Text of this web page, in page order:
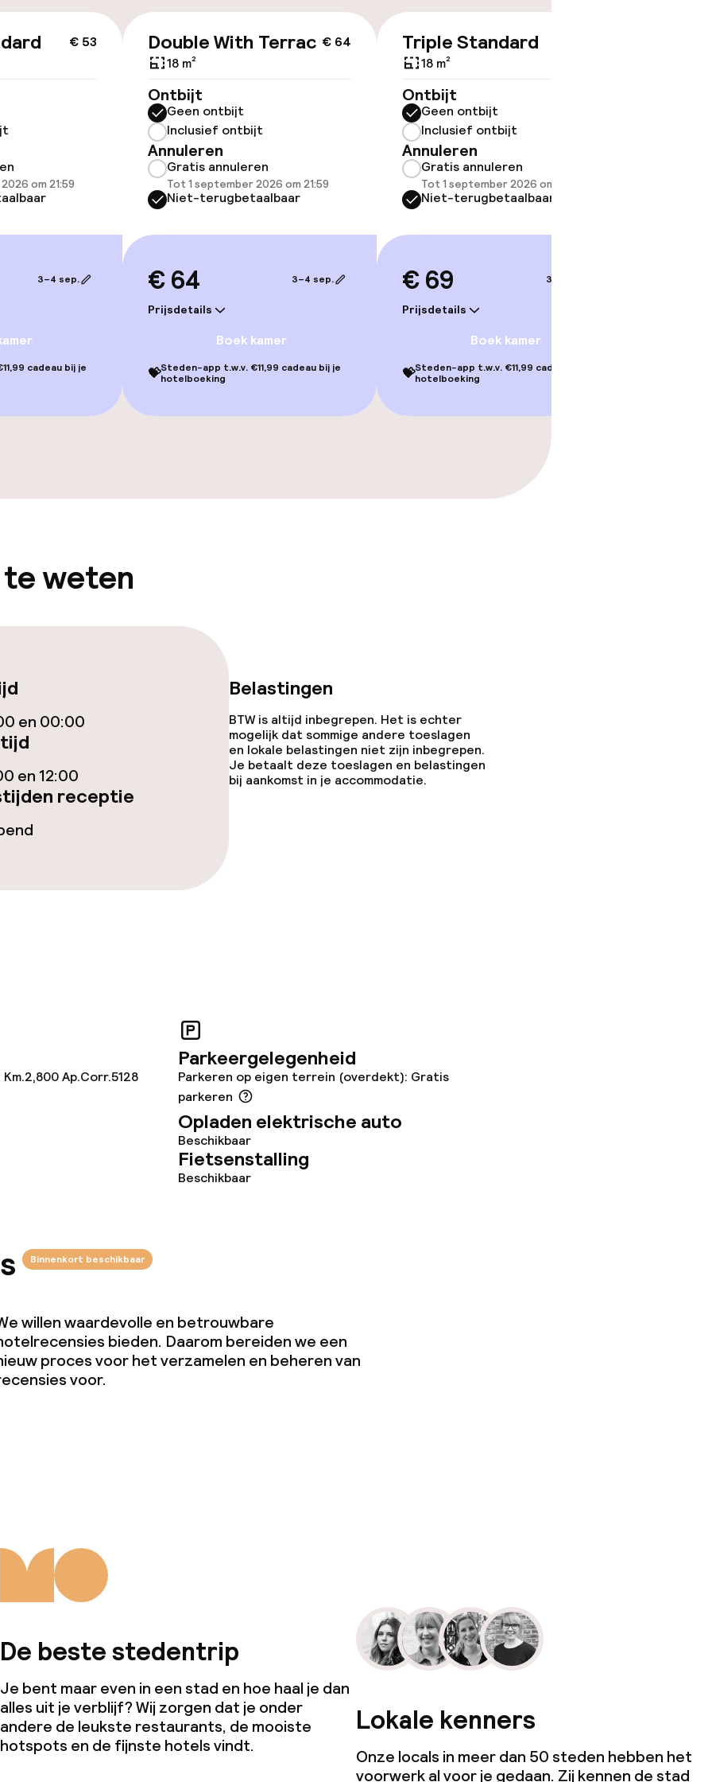
Massage
Fitnessruimte / gym
Terras
Diner à la carte
(wasmachine)
€ 53
om 21:59
3–4 sep.
cadeau bij je
€ 64
Double With Terrace
18 m²
Ontbijt
Geen ontbijt
Inclusief ontbijt
Annuleren
Gratis annuleren
Tot 1 september 2026 om 21:59
Niet-terugbetaalbaar
€ 64
Prijsdetails
3–4 sep.
Boek kamer
💝Steden-app t.w.v. €11,99 cadeau bij je
hotelboeking
Triple Standard
18 m²
Ontbijt
Geen ontbijt
Inclusief ontbijt
Annuleren
Gratis annuleren
Tot 1 september 2026 om 21:59
Niet-terugbetaalbaar
€ 69
Prijsdetails
3–4 sep.
Boek kamer
💝Steden-app t.w.v. €11,99 cadeau bij je
hotelboeking
te weten
en 00:00
en 12:00
receptie
Belastingen
BTW is altijd inbegrepen. Het is echter
mogelijk dat sommige andere toeslagen
en lokale belastingen niet zijn inbegrepen.
Je betaalt deze toeslagen en belastingen
bij aankomst in je accommodatie.
Ap.Corr.5128
Parkeergelegenheid
Parkeren op eigen terrein (overdekt): Gratis
parkeren
Opladen elektrische auto
Beschikbaar
Fietsenstalling
Beschikbaar
Binnenkort beschikbaar
willen waardevolle en betrouwbare
bieden. Daarom bereiden we een
proces voor het verzamelen en beheren van
voor.
De beste stedentrip
Je bent maar even in een stad en hoe haal je dan
alles uit je verblijf? Wij zorgen dat je onder
andere de leukste restaurants, de mooiste
hotspots en de fijnste hotels vindt.
Lokale kenners
Onze locals in meer dan 50 steden hebben het
voorwerk al voor je gedaan. Zij kennen de stad